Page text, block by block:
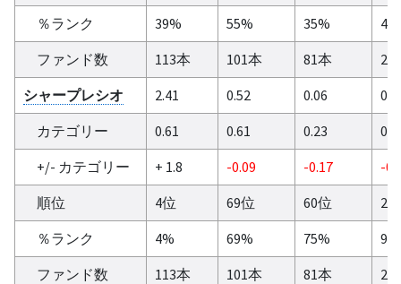
％ランク
39% 55% 35%
ファンド数
113本 101本 81本
29
シャープレシオ
2.41 0.52 0.06
0.2
カテゴリー
0.61 0.61 0.23
+/- カテゴリー
+ 1.8 -0.09 -0.17
-
順位
4位 69位 60位
26
％ランク
4% 69% 75%
ファンド数
113本 101本 81本 29